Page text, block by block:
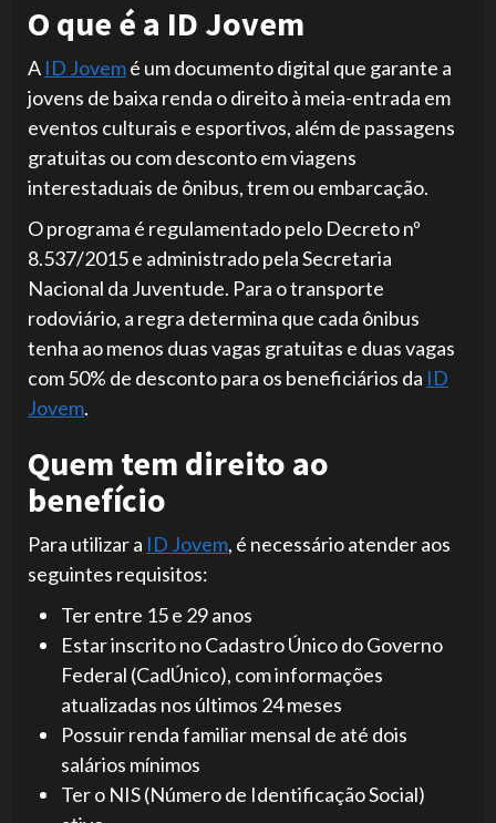
O que é a ID Jovem
A ID Jovemé um documento digital que garante a
jovens de baixa renda o direito à meia-entrada em
eventos culturais e esportivos, além de passagens
gratuitas ou com desconto em viagens
interestaduais de ônibus, trem ou embarcação.
O programa é regulamentado pelo Decreto nº
8.537/2015 e administrado pela Secretaria
Nacional da Juventude. Para o transporte
rodoviário, a regra determina que cada ônibus
tenha ao menos duas vagas gratuitas e duas vagas
com 50% de desconto para os beneficiários da ID
Jovem.
Quem tem direito ao
benefício
Para utilizar a ID Jovem, é necessário atender aos
seguintes requisitos:
Ter entre 15 e 29 anos
Estar inscrito no Cadastro Único do Governo
Federal (CadÚnico), com informações
atualizadas nos últimos 24 meses
Possuir renda familiar mensal de até dois
salários mínimos
Ter o NIS (Número de Identificação Social)